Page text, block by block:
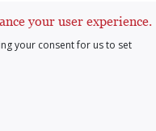
your user experience.
your consent for us to set